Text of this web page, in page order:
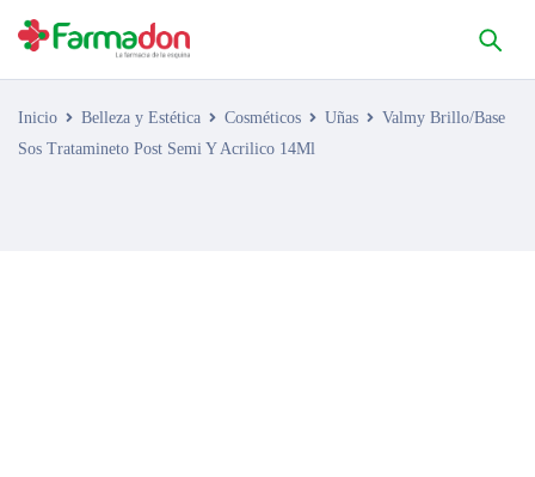
Inicio Belleza y Estética Cosméticos Uñas
Valmy Brillo/Base
Sos Tratamineto Post Semi Y Acrilico 14Ml